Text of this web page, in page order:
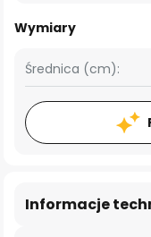
Wymiary
Średnica (cm):
Informacje